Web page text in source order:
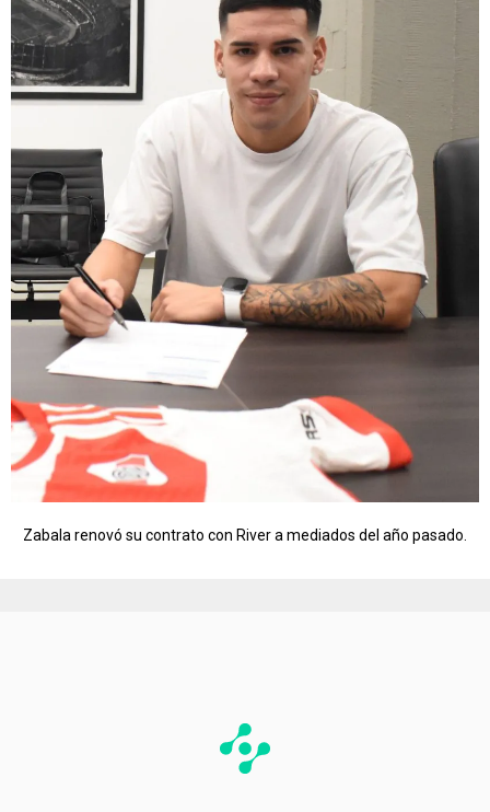
Zabala renovó su contrato con River a mediados del año pasado.